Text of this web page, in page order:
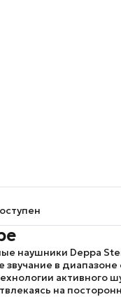
наушники Deppa
в диапазоне
активного
на